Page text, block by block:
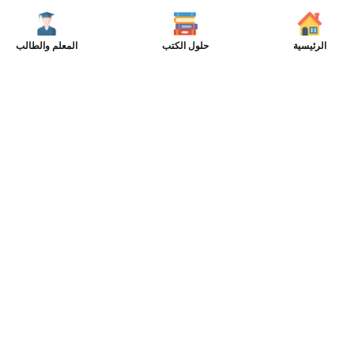
الرئيسية حلول الكتب المعلم والطالب